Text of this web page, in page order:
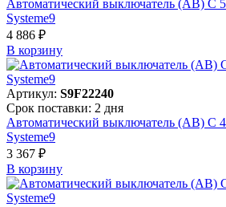
Автоматический выключатель (АВ) C
Systeme9
4 886 ₽
В корзинy
Артикул: S9F22240
Срок поставки: 2 дня
Автоматический выключатель (АВ) C
Systeme9
3 367 ₽
В корзинy